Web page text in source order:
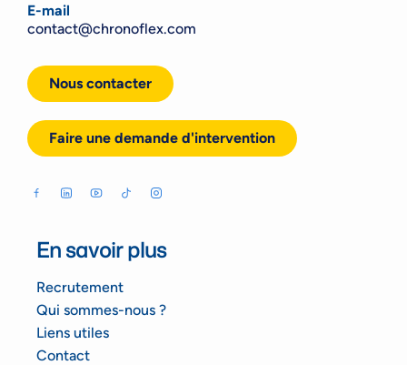
E-mail
contact@chronoflex.com
Nous contacter
Faire une demande d'intervention
En savoir plus
Recrutement
Qui sommes-nous ?
Liens utiles
Contact